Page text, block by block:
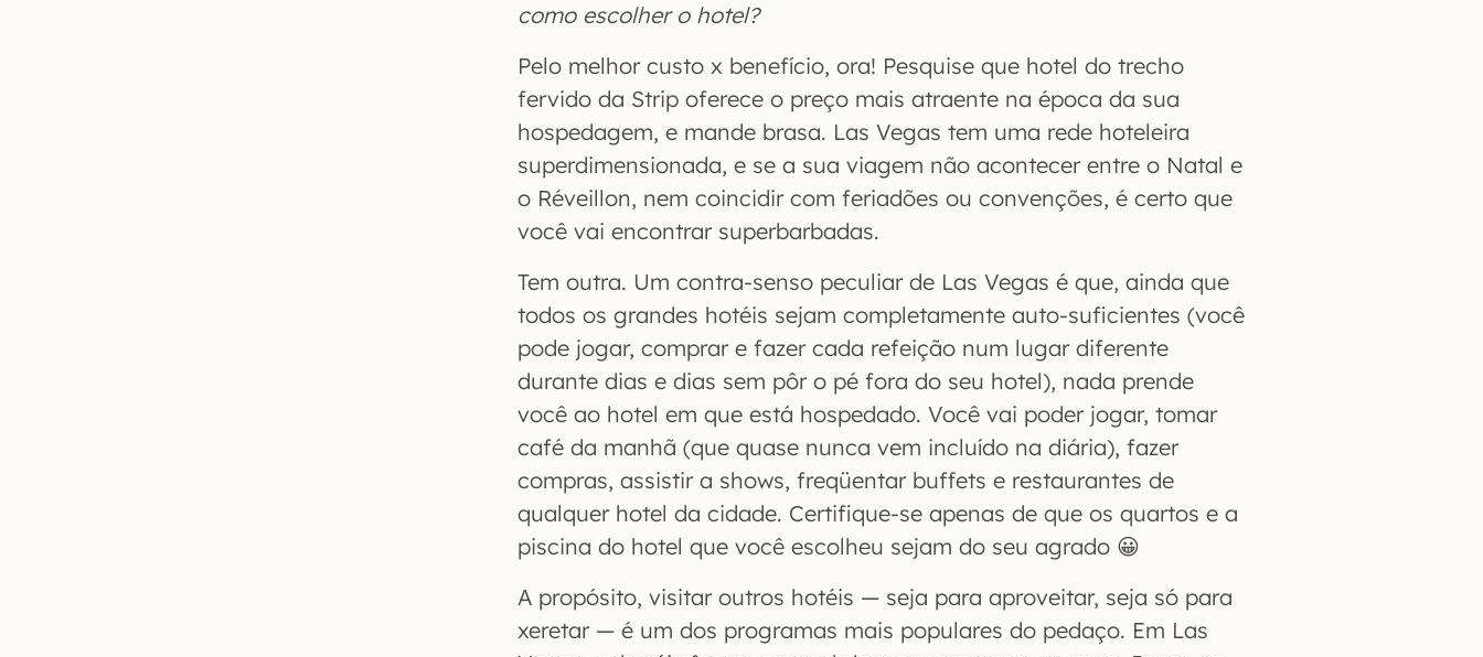
como escolher o hotel?
Pelo melhor custo x benefício, ora! Pesquise que hotel do trecho
fervido da Strip oferece o preço mais atraente na época da sua
hospedagem, e mande brasa. Las Vegas tem uma rede hoteleira
superdimensionada, e se a sua viagem não acontecer entre o Natal e
o Réveillon, nem coincidir com feriadões ou convenções, é certo que
você vai encontrar superbarbadas.
Tem outra. Um contra-senso peculiar de Las Vegas é que, ainda que
todos os grandes hotéis sejam completamente auto-suficientes (você
pode jogar, comprar e fazer cada refeição num lugar diferente
durante dias e dias sem pôr o pé fora do seu hotel), nada prende
você ao hotel em que está hospedado. Você vai poder jogar, tomar
café da manhã (que quase nunca vem incluído na diária), fazer
compras, assistir a shows, freqüentar buffets e restaurantes de
qualquer hotel da cidade. Certifique-se apenas de que os quartos e a
piscina do hotel que você escolheu sejam do seu agrado 😀
A propósito, visitar outros hotéis — seja para aproveitar, seja só para
xeretar — é um dos programas mais populares do pedaço. Em Las